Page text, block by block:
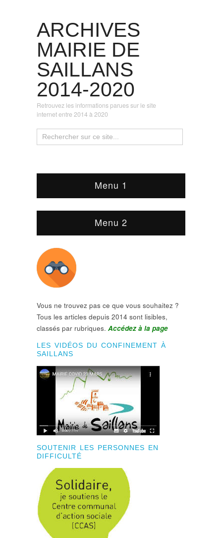
ARCHIVES
MAIRIE DE
SAILLANS
2014-2020
Retrouvez les informations parues sur le site
internet entre 2014 à 2020
Menu 1
Menu 2
Vous ne trouvez pas ce que vous souhaitez ?
Tous les articles depuis 2014 sont lisibles,
classés par rubriques. Accédez à la page
LES VIDÉOS DU CONFINEMENT À
SAILLANS
SOUTENIR LES PERSONNES EN
DIFFICULTÉ